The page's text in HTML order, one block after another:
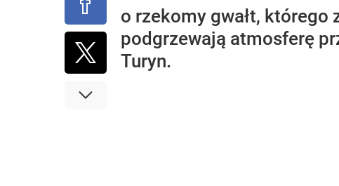
o rzekomy gwałt, którego
podgrzewają atmosferę
Turyn.